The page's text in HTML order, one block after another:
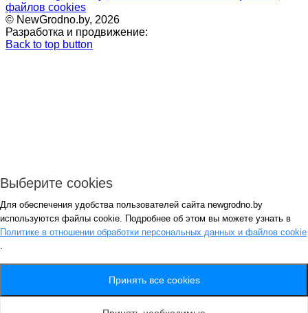
файлов cookies
© NewGrodno.by, 2026
Разработка и продвижение:
Back to top button
Авторизация
*
Запомнить
Потеряли пароль ?
Генерация пароля
Выберите cookies
Для обеспечения удобства пользователей сайта newgrodno.by
используются файлы cookie. Подробнее об этом вы можете узнать в
Политике в отношении обработки персональных данных и файлов cookie
.
Принять все cookies